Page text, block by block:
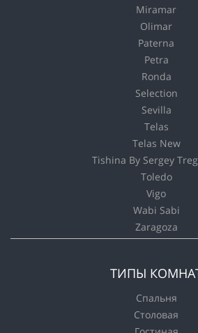
Miramar
Olimar
Paterna
Petra
Ronda
Selection
Sevilla
Telas
Telas New
Tishina By Sergey
Toledo
Vigo
Wabi Sabi
Zaragoza
ТИПЫ
Спальня
Столовая